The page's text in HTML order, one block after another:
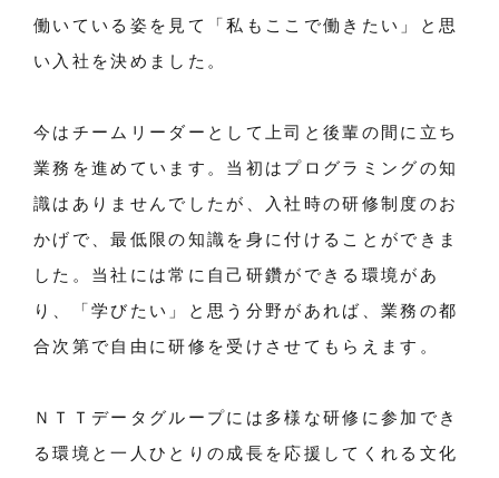
働いている姿を見て「私もここで働きたい」と思
い入社を決めました。
今はチームリーダーとして上司と後輩の間に立ち
業務を進めています。当初はプログラミングの知
識はありませんでしたが、入社時の研修制度のお
かげで、最低限の知識を身に付けることができま
した。当社には常に自己研鑽ができる環境があ
り、「学びたい」と思う分野があれば、業務の都
合次第で自由に研修を受けさせてもらえます。
ＮＴＴデータグループには多様な研修に参加でき
る環境と一人ひとりの成長を応援してくれる文化